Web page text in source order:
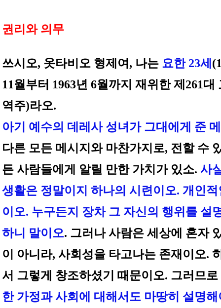
권리와 의무
쓰시오, 옷타비오 형제여, 나는 요한 23세
11월부터 1963년 6월까지 재위한 제261대
역주)라오.
아기 예수의 데레사 성녀가 그대에게 준
다른 모든 메시지와 마찬가지로, 전할 수
든 사람들에게 알릴 만한 가치가 있소. 사
생활은 정말이지 하나의 시련이오. 개인
이오. 누구든지 장차 그 자신의 행위를 설
하니 말이오. 그러나 사람은 세상에 혼자
이 아니라, 사회성을 타고나는 존재이오.
서 그렇게 창조하셨기 때문이오. 그러므로
한 가정과 사회에 대해서도 마땅히 설명